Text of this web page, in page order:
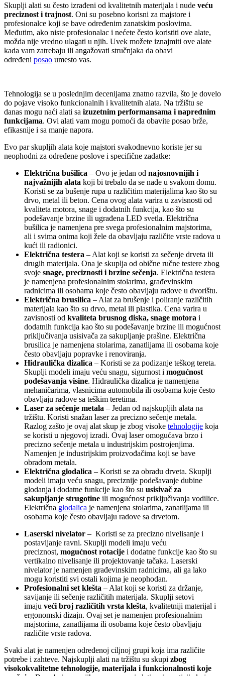
Skuplji alati su često izrađeni od kvalitetnih materijala i nude veću
preciznost i trajnost. Oni su posebno korisni za majstore i
profesionalce koji se bave određenim zanatskim poslovima.
Međutim, ako niste profesionalac i nećete često koristiti ove alate,
možda nije vredno ulagati u njih. Uvek možete iznajmiti ove alate
kada vam zatrebaju ili angažovati stručnjaka da obavi
određeni posao umesto vas.
Tehnologija se u poslednjim decenijama znatno razvila, što je dovelo
do pojave visoko funkcionalnih i kvalitetnih alata. Na tržištu se
danas mogu naći alati sa izuzetnim performansama i naprednim
funkcijama. Ovi alati vam mogu pomoći da obavite posao brže,
efikasnije i sa manje napora.
Evo par skupljih alata koje majstori svakodnevno koriste jer su
neophodni za određene poslove i specifične zadatke:
Električna bušilica – Ovo je jedan od najosnovnijih i
najvažnijih alata koji bi trebalo da se nađe u svakom domu.
Koristi se za bušenje rupa u različitim materijalima kao što su
drvo, metal ili beton. Cena ovog alata varira u zavisnosti od
kvaliteta motora, snage i dodatnih funkcija, kao što su
podešavanje brzine ili ugrađena LED svetla. Električna
bušilica je namenjena pre svega profesionalnim majstorima,
ali i svima onima koji žele da obavljaju različite vrste radova u
kući ili radionici.
Električna testera – Alat koji se koristi za sečenje drveta ili
drugih materijala. Ona je skuplja od obične ručne testere zbog
svoje snage, preciznosti i brzine sečenja. Električna testera
je namenjena profesionalnim stolarima, građevinskim
radnicima ili osobama koje često obavljaju radove u dvorištu.
Električna brusilica – Alat za brušenje i poliranje različitih
materijala kao što su drvo, metal ili plastika. Cena varira u
zavisnosti od kvaliteta brusnog diska, snage motora i
dodatnih funkcija kao što su podešavanje brzine ili mogućnost
priključivanja usisivača za sakupljanje prašine. Električna
brusilica je namenjena stolarima, zanatlijama ili osobama koje
često obavljaju popravke i renoviranja.
Hidraulička dizalica – Koristi se za podizanje teškog tereta.
Skuplji modeli imaju veću snagu, sigurnost i mogućnost
podešavanja visine. Hidraulička dizalica je namenjena
mehaničarima, vlasnicima automobila ili osobama koje često
obavljaju radove sa teškim teretima.
Laser za sečenje metala – Jedan od najskupljih alata na
tržištu. Koristi snažan laser za precizno sečenje metala.
Razlog zašto je ovaj alat skup je zbog visoke tehnologije koja
se koristi u njegovoj izradi. Ovaj laser omogućava brzo i
precizno sečenje metala u industrijskim postrojenjima.
Namenjen je industrijskim proizvođačima koji se bave
obradom metala.
Električna glodalica – Koristi se za obradu drveta. Skuplji
modeli imaju veću snagu, preciznije podešavanje dubine
glodanja i dodatne funkcije kao što su usisivač za
sakupljanje strugotine ili mogućnost priključivanja vodilice.
Električna glodalica je namenjena stolarima, zanatlijama ili
osobama koje često obavljaju radove sa drvetom.
Laserski nivelator – Koristi se za precizno nivelisanje i
postavljanje ravni. Skuplji modeli imaju veću
preciznost, mogućnost rotacije i dodatne funkcije kao što su
vertikalno nivelisanje ili projektovanje tačaka. Laserski
nivelator je namenjen građevinskim radnicima, ali ga lako
mogu koristiti svi ostali kojima je neophodan.
Profesionalni set klešta – Alat koji se koristi za držanje,
savijanje ili sečenje različitih materijala. Skuplji setovi
imaju veći broj različitih vrsta klešta, kvalitetniji materijal i
ergonomski dizajn. Ovaj set je namenjen profesionalnim
majstorima, zanatlijama ili osobama koje često obavljaju
različite vrste radova.
Svaki alat je namenjen određenoj ciljnoj grupi koja ima različite
potrebe i zahteve. Najskuplji alati na tržištu su skupi zbog
visokokvalitetne tehnologije, materijala i funkcionalnosti koje